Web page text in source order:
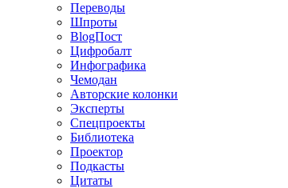
Переводы
Шпроты
BlogПост
Цифробалт
Инфографика
Чемодан
Авторские колонки
Эксперты
Спецпроекты
Библиотека
Проектор
Подкасты
Цитаты